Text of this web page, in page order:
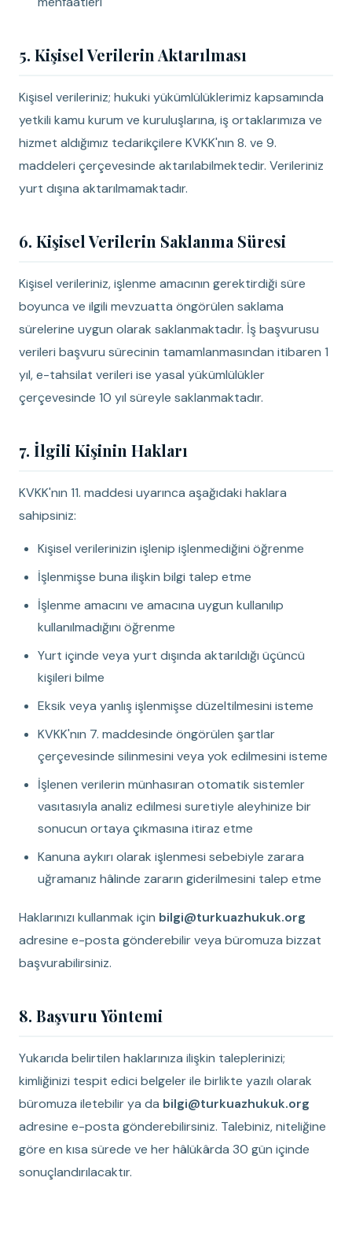
5. Kişisel Verilerin Aktarılması
Kişisel verileriniz; hukuki yükümlülüklerimiz kapsamında
yetkili kamu kurum ve kuruluşlarına, iş ortaklarımıza ve
hizmet aldığımız tedarikçilere KVKK'nın 8. ve 9.
maddeleri çerçevesinde aktarılabilmektedir. Verileriniz
yurt dışına aktarılmamaktadır.
6. Kişisel Verilerin Saklanma Süresi
Kişisel verileriniz, işlenme amacının gerektirdiği süre
boyunca ve ilgili mevzuatta öngörülen saklama
sürelerine uygun olarak saklanmaktadır. İş başvurusu
verileri başvuru sürecinin tamamlanmasından itibaren 1
yıl, e-tahsilat verileri ise yasal yükümlülükler
çerçevesinde 10 yıl süreyle saklanmaktadır.
7. İlgili Kişinin Hakları
KVKK'nın 11. maddesi uyarınca aşağıdaki haklara
sahipsiniz:
Kişisel verilerinizin işlenip işlenmediğini öğrenme
İşlenmişse buna ilişkin bilgi talep etme
İşlenme amacını ve amacına uygun kullanılıp
kullanılmadığını öğrenme
Yurt içinde veya yurt dışında aktarıldığı üçüncü
kişileri bilme
Eksik veya yanlış işlenmişse düzeltilmesini isteme
KVKK'nın 7. maddesinde öngörülen şartlar
çerçevesinde silinmesini veya yok edilmesini isteme
İşlenen verilerin münhasıran otomatik sistemler
vasıtasıyla analiz edilmesi suretiyle aleyhinize bir
sonucun ortaya çıkmasına itiraz etme
Kanuna aykırı olarak işlenmesi sebebiyle zarara
uğramanız hâlinde zararın giderilmesini talep etme
Haklarınızı kullanmak için bilgi@turkuazhukuk.org
adresine e-posta gönderebilir veya büromuza bizzat
başvurabilirsiniz.
8. Başvuru Yöntemi
Yukarıda belirtilen haklarınıza ilişkin taleplerinizi;
kimliğinizi tespit edici belgeler ile birlikte yazılı olarak
büromuza iletebilir ya da bilgi@turkuazhukuk.org
adresine e-posta gönderebilirsiniz. Talebiniz, niteliğine
göre en kısa sürede ve her hâlükârda 30 gün içinde
sonuçlandırılacaktır.